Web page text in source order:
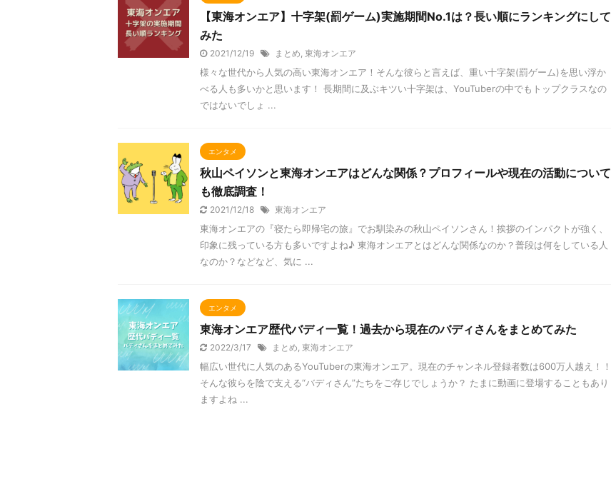
【東海オンエア】十字架(罰ゲーム)実施期間No.1は？長い順にランキングにして
みた
2021/12/19 まとめ, 東海オンエア
様々な世代から人気の高い東海オンエア！そんな彼らと言えば、重い十字架(罰ゲーム)を思い浮か
べる人も多いかと思います！ 長期間に及ぶキツい十字架は、YouTuberの中でもトップクラスなの
ではないでしょ ...
エンタメ
秋山ペイソンと東海オンエアはどんな関係？プロフィールや現在の活動について
も徹底調査！
2021/12/18 東海オンエア
東海オンエアの『寝たら即帰宅の旅』でお馴染みの秋山ペイソンさん！挨拶のインパクトが強く、
印象に残っている方も多いですよね♪ 東海オンエアとはどんな関係なのか？普段は何をしている人
なのか？などなど、気に ...
エンタメ
東海オンエア歴代バディ一覧！過去から現在のバディさんをまとめてみた
2022/3/17 まとめ, 東海オンエア
幅広い世代に人気のあるYouTuberの東海オンエア。現在のチャンネル登録者数は600万人越え！！
そんな彼らを陰で支える“バディさん”たちをご存じでしょうか？ たまに動画に登場することもあり
ますよね ...